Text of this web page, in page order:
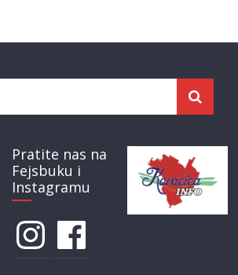
Pratite nas na
Fejsbuku i
Instagramu
InstagramFacebook